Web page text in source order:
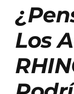
Los